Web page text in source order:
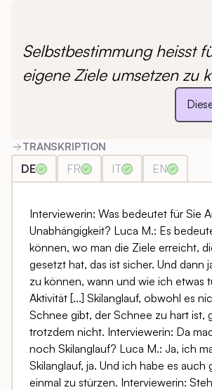
Selbstbestimmung heisst
eigene Ziele umsetzen zu
TRANSKRIPTION
DE FR IT EN
Interviewerin: Was bedeutet für Sie
Unabhängigkeit? Luca M.: Es
können, wo man die Ziele erreicht,
gesetzt hat, das ist sicher. Und dann
zu können, wann und wie ich etwas
Aktivität [...] Skilanglauf, obwohl es
Schnee gibt, der Schnee zu hart ist,
trotzdem nicht. Interviewerin: Da
noch Skilanglauf? Luca M.: Ja, ich
Skilanglauf, ja. Und ich habe es auch
einmal zu stürzen. Interviewerin: